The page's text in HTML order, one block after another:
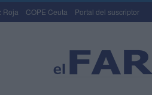
Roja COPE Ceuta Portal del suscriptor